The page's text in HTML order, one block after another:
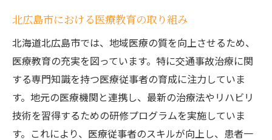
北広島市における医療教育の取り組み
北海道北広島市では、地域医療の質を向上させるため、
医療教育の充実を図っています。特に交通事故治療に関
する専門知識を持つ医療従事者の育成に注力していま
す。地元の医療機関と連携し、最新の治療法やリハビリ
技術を習得するための研修プログラムを実施していま
す。これにより、医療従事者のスキルが向上し、患者一